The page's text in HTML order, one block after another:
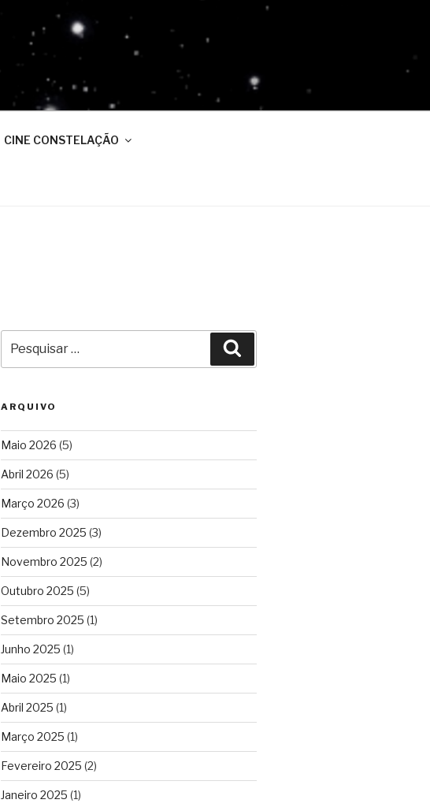
CINE CONSTELAÇÃO
por:
ARQUIVO
Maio 2026 (5)
Abril 2026 (5)
Março 2026 (3)
Dezembro 2025 (3)
Novembro 2025 (2)
Outubro 2025 (5)
Setembro 2025 (1)
Junho 2025 (1)
Maio 2025 (1)
Abril 2025 (1)
Março 2025 (1)
Fevereiro 2025 (2)
Janeiro 2025 (1)